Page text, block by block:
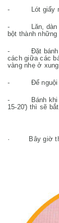
- Lót giấy
- Lăn, dàn bột
bột thành
- Đặt bánh lên
cách giữa các
vàng nhẹ ở
- Để nguội
- Bánh khi mới
15-20') thì sẽ
· Bây giờ thì